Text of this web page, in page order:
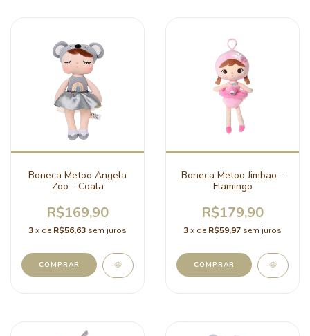
Boneca Metoo Angela
Zoo - Coala
R$169,90
3x de R$56,63 sem juros
Boneca Metoo Jimbao -
Flamingo
R$179,90
3x de R$59,97 sem juros